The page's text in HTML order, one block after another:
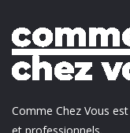
Comme Chez Vous
et professionnels.